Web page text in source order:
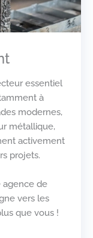
essentiel
à
modernes,
métallique,
activement
projets.
agence de
vers les
que vous !